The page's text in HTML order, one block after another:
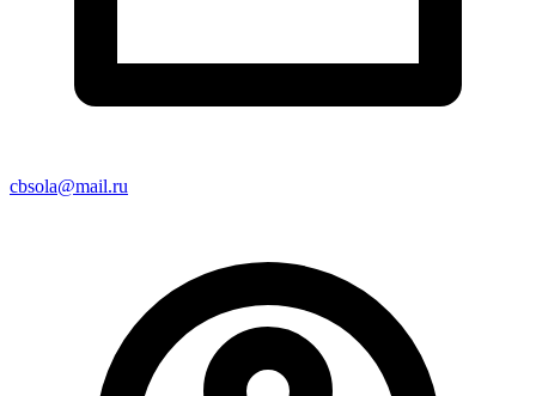
cbsola@mail.ru